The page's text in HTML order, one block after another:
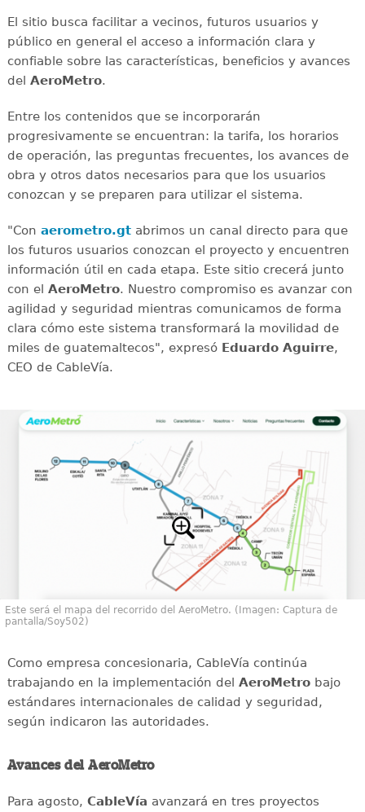
El sitio busca facilitar a vecinos, futuros usuarios y
público en general el acceso a información clara y
confiable sobre las características, beneficios y avances
del AeroMetro.
Entre los contenidos que se incorporarán
progresivamente se encuentran: la tarifa, los horarios
de operación, las preguntas frecuentes, los avances de
obra y otros datos necesarios para que los usuarios
conozcan y se preparen para utilizar el sistema.
"Con aerometro.gtabrimos un canal directo para que
los futuros usuarios conozcan el proyecto y encuentren
información útil en cada etapa. Este sitio crecerá junto
con el AeroMetro. Nuestro compromiso es avanzar con
agilidad y seguridad mientras comunicamos de forma
clara cómo este sistema transformará la movilidad de
miles de guatemaltecos", expresó Eduardo Aguirre,
CEO de CableVía.
Este será el mapa del recorrido del AeroMetro. (Imagen: Captura de
pantalla/Soy502)
Como empresa concesionaria, CableVía continúa
trabajando en la implementación del AeroMetrobajo
estándares internacionales de calidad y seguridad,
según indicaron las autoridades.
Avances del AeroMetro
Para agosto, CableVía avanzará en tres proyectos